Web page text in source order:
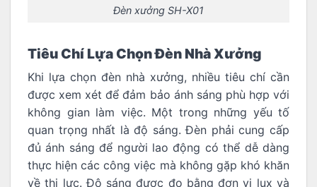
Đèn xưởng SH-X01
Tiêu Chí Lựa Chọn Đèn Nhà Xưởng
Khi lựa chọn đèn nhà xưởng, nhiều tiêu chí cần
được xem xét để đảm bảo ánh sáng phù hợp với
không gian làm việc. Một trong những yếu tố
quan trọng nhất là độ sáng. Đèn phải cung cấp
đủ ánh sáng để người lao động có thể dễ dàng
thực hiện các công việc mà không gặp khó khăn
về thị lực. Độ sáng được đo bằng đơn vị lux và